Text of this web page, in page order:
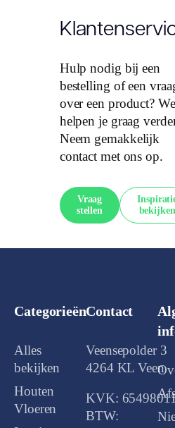
Hulp nodig bij een
bestelling of een
over een product? We
helpen je graag
Neem gemakkelijk
contact met ons op.
Vraag
stellen
bekijken
Categorieën
Alles
bekijken
Houten
Vloeren
Contact
Veensepolder 3
4264 KL Veen
KVK:
BTW: